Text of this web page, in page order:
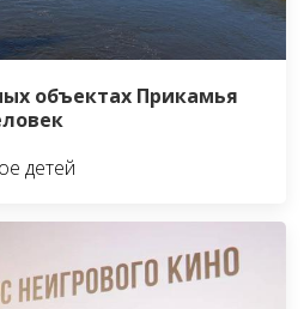
объектах Прикамья
детей